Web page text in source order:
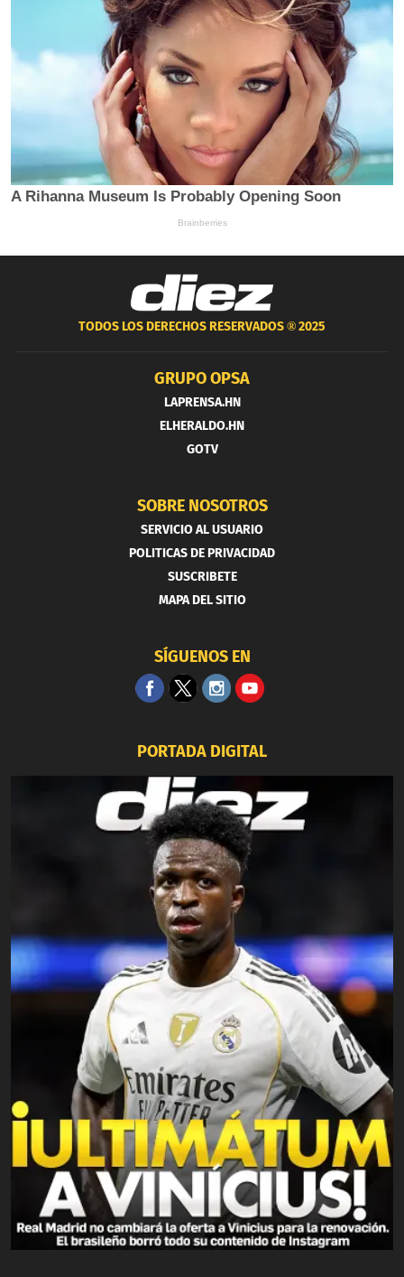
TODOS LOS DERECHOS RESERVADOS ®2025
GRUPO OPSA
LAPRENSA.HN
ELHERALDO.HN
GOTV
SOBRE NOSOTROS
SERVICIO AL USUARIO
POLITICAS DE PRIVACIDAD
SUSCRIBETE
MAPA DEL SITIO
SÍGUENOS EN
PORTADA DIGITAL